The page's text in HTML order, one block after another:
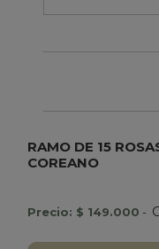
RAMO DE 15
COREANO
Precio: $ 149.000 -